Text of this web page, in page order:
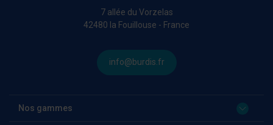
7 allée du Vorzelas
42480 la Fouillouse - France
info@burdis.fr
Nos gammes